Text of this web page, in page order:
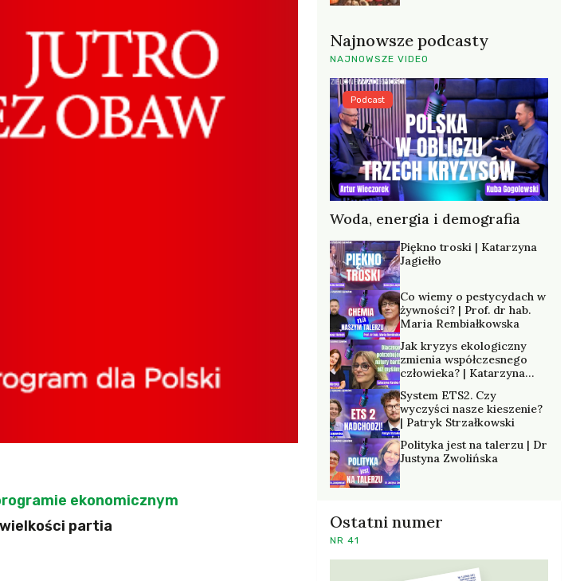
ekonomicznym
partia
Najnowsze podcasty
NAJNOWSZE VIDEO
Woda, energia i demografia
Podcast
Piękno troski | Katarzyna
Jagiełło
Co wiemy o pestycydach w
żywności? | Prof. dr hab.
Maria Rembiałkowska
Jak kryzys ekologiczny
zmienia współczesnego
człowieka? | Katarzyna
System ETS2. Czy
wyczyści nasze kieszenie?
| Patryk Strzałkowski
Polityka jest na talerzu | Dr
Justyna Zwolińska
Ostatni numer
NR 41